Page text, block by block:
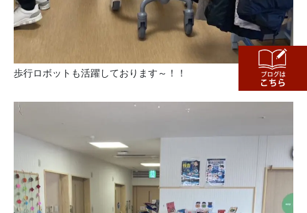
歩行ロボットも活躍しております～！！